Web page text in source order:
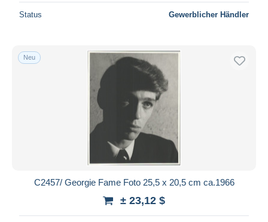
Status Gewerblicher Händler
Neu
C2457/ Georgie Fame Foto 25,5 x 20,5 cm ca.1966
± 23,12 $